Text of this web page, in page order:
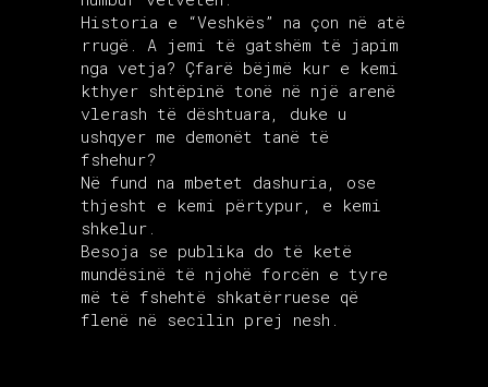
Historia e “Veshkës” na çon në atë
rrugë. A jemi të gatshëm të japim
nga vetja? Çfarë bëjmë kur e kemi
kthyer shtëpinë tonë në një arenë
vlerash të dështuara, duke u
ushqyer me demonët tanë të
fshehur?
Në fund na mbetet dashuria, ose
thjesht e kemi përtypur, e kemi
shkelur.
Besoja se publika do të ketë
mundësinë të njohë forcën e tyre
më të fshehtë shkatërruese që
flenë në secilin prej nesh.